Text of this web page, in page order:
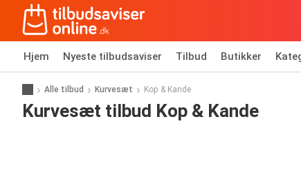
Hjem Nyeste tilbudsaviser Tilbud Butikker
Alle tilbud Kurvesæt Kop & Kande
Kurvesæt tilbud Kop & Kande